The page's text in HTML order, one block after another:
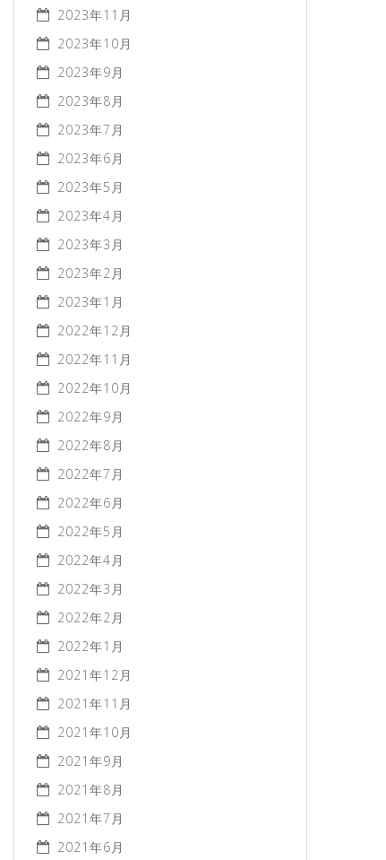
2023年11月
2023年10月
2023年9月
2023年8月
2023年7月
2023年6月
2023年5月
2023年4月
2023年3月
2023年2月
2023年1月
2022年12月
2022年11月
2022年10月
2022年9月
2022年8月
2022年7月
2022年6月
2022年5月
2022年4月
2022年3月
2022年2月
2022年1月
2021年12月
2021年11月
2021年10月
2021年9月
2021年8月
2021年7月
2021年6月